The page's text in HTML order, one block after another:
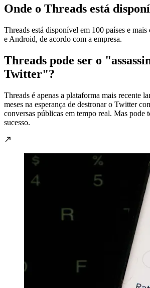
Onde o Threads está
Threads está disponível em 100 países e
e Android, de acordo com a empresa.
Threads pode ser o
Twitter"?
Threads é apenas a plataforma mais recente
meses na esperança de destronar o Twitter
conversas públicas em tempo real. Mas pode
sucesso.